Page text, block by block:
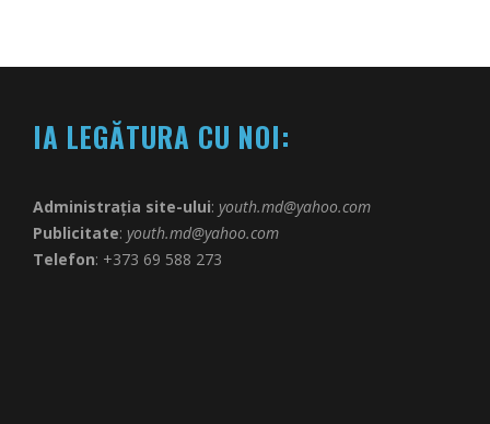
IA LEGĂTURA CU NOI:
Administrația site-ului: youth.md@yahoo.com
Publicitate: youth.md@yahoo.com
Telefon: +373 69 588 273